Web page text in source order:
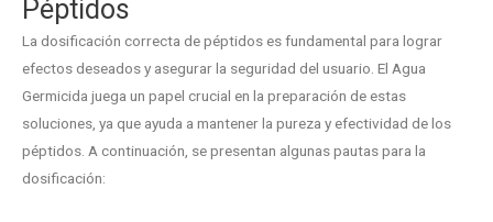
Péptidos
La dosificación correcta de péptidos es fundamental para lograr
efectos deseados y asegurar la seguridad del usuario. El Agua
Germicida juega un papel crucial en la preparación de estas
soluciones, ya que ayuda a mantener la pureza y efectividad de los
péptidos. A continuación, se presentan algunas pautas para la
dosificación: